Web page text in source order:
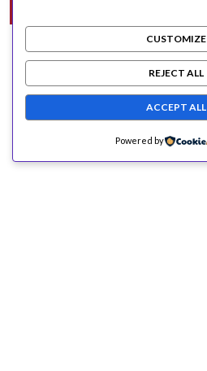
CUSTOMIZE
REJECT ALL
ACCEPT ALL
Powered by